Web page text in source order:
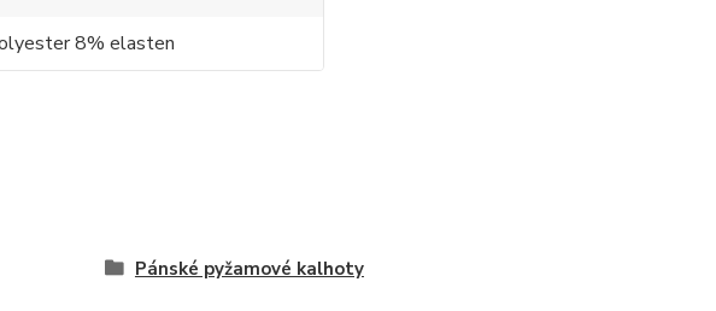
8% elasten
Pánské pyžamové kalhoty